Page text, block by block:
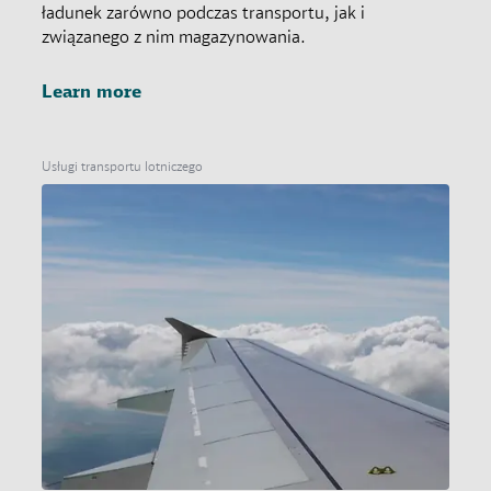
ładunek zarówno podczas transportu, jak i
związanego z nim magazynowania.
Learn more
Usługi transportu lotniczego